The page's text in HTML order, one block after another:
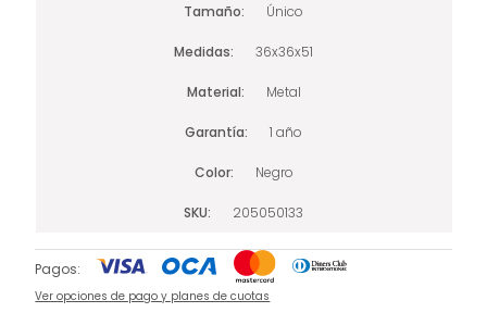
Tamaño Único
Medidas 36x36x51
Material Metal
Garantía 1 año
Color Negro
SKU 205050133
Pagos:
Ver opciones de pago y planes de cuotas